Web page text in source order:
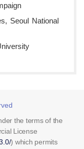
Seoul National
the terms of the
License
) which permits